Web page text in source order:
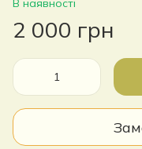
В наявності
2 000 грн